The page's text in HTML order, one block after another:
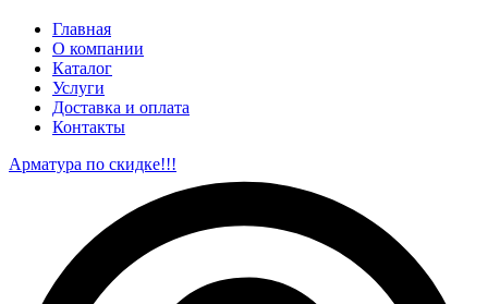
Главная
О компании
Каталог
Услуги
Доставка и оплата
Контакты
Арматура по скидке!!!